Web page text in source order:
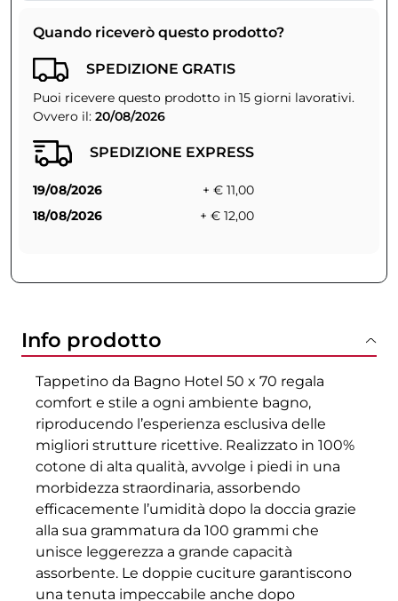
Quando riceverò questo prodotto?
SPEDIZIONE GRATIS
Puoi ricevere questo prodotto in 15 giorni lavorativi.
Ovvero il: 20/08/2026
SPEDIZIONE EXPRESS
19/08/2026
+ € 11,00
18/08/2026
+ € 12,00
Info prodotto
Tappetino da Bagno Hotel 50 x 70 regala
comfort e stile a ogni ambiente bagno,
riproducendo l’esperienza esclusiva delle
migliori strutture ricettive. Realizzato in 100%
cotone di alta qualità, avvolge i piedi in una
morbidezza straordinaria, assorbendo
efficacemente l’umidità dopo la doccia grazie
alla sua grammatura da 100 grammi che
unisce leggerezza a grande capacità
assorbente. Le doppie cuciture garantiscono
una tenuta impeccabile anche dopo